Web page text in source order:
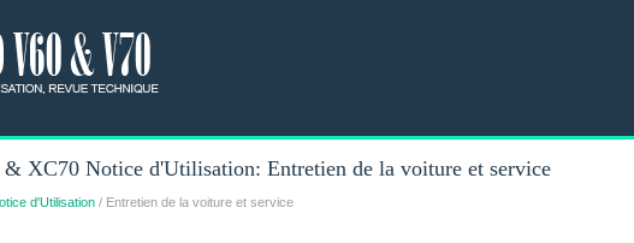
XC70 Notice d'Utilisation: Entretien de la voiture et service
d'Utilisation/ Entretien de la voiture et service